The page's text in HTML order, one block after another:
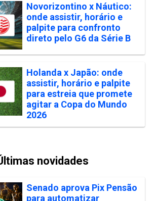
Novorizontino x Náutico:
onde assistir, horário e
palpite para confronto
direto pelo G6 da Série B
Holanda x Japão: onde
assistir, horário e palpite
para estreia que promete
agitar a Copa do Mundo
2026
novidades
Senado aprova Pix Pensão
para automatizar